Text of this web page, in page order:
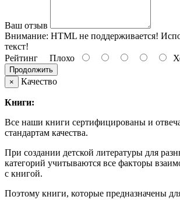
Ваш отзыв
Внимание: HTML не поддерживается!
текст!
Рейтинг Плохо
Продолжить
×
Качество
Книги:
Все наши книги сертифицированы и
стандартам качества.
При создании детской литературы для
категорий учитываются все факторы
с книгой.
Поэтому книги, которые предназначены